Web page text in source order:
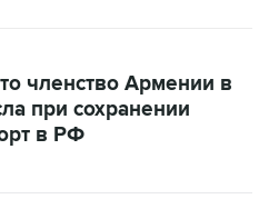
членство Армении в
при сохранении
в РФ